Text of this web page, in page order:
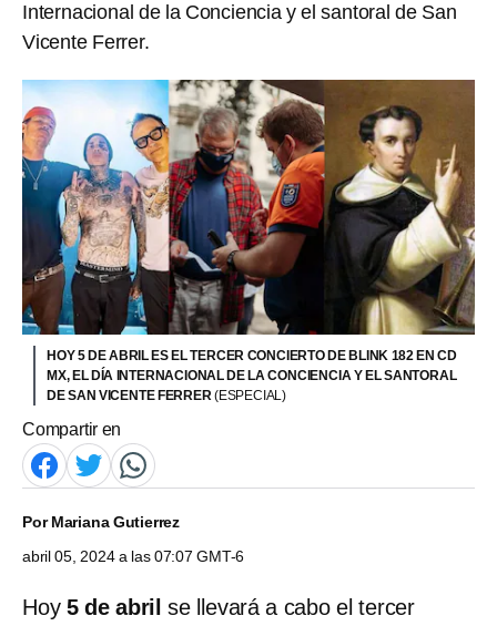
Internacional de la Conciencia y el santoral de San
Vicente Ferrer.
HOY 5 DE ABRIL ES EL TERCER CONCIERTO DE BLINK 182 EN CD
MX, EL DÍA INTERNACIONAL DE LA CONCIENCIA Y EL SANTORAL
DE SAN VICENTE FERRER(ESPECIAL)
Compartir en
PorMariana Gutierrez
abril 05, 2024 a las 07:07 GMT-6
Hoy5 de abrilse llevará a cabo el tercer